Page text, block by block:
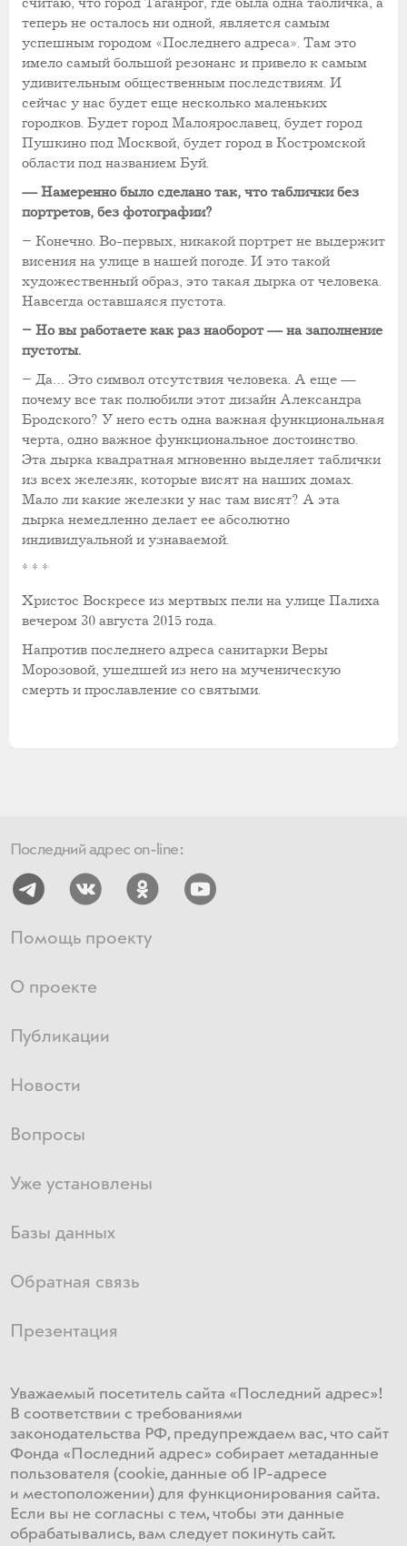
теперь не осталось ни одной, является самым
успешным городом «Последнего адреса». Там это
имело самый большой резонанс и привело к самым
удивительным общественным последствиям. И
сейчас у нас будет еще несколько маленьких
городков. Будет город Малоярославец, будет город
Пушкино под Москвой, будет город в Костромской
области под названием Буй.
— Намеренно было сделано так, что таблички без
портретов, без фотографии?
– Конечно. Во-первых, никакой портрет не выдержит
висения на улице в нашей погоде. И это такой
художественный образ, это такая дырка от человека.
Навсегда оставшаяся пустота.
– Но вы работаете как раз наоборот — на заполнение
пустоты.
– Да… Это символ отсутствия человека. А еще —
почему все так полюбили этот дизайн Александра
Бродского? У него есть одна важная функциональная
черта, одно важное функциональное достоинство.
Эта дырка квадратная мгновенно выделяет таблички
из всех железяк, которые висят на наших домах.
Мало ли какие железки у нас там висят? А эта
дырка немедленно делает ее абсолютно
индивидуальной и узнаваемой.
* * *
Христос Воскресе из мертвых пели на улице Палиха
вечером 30 августа 2015 года.
Напротив последнего адреса санитарки Веры
Морозовой, ушедшей из него на мученическую
смерть и прославление со святыми.
Последний адрес on-line:
Помощь проекту
О проекте
Публикации
Новости
Вопросы
Уже установлены
Базы данных
Обратная связь
Презентация
Уважаемый посетитель сайта «Последний адрес»!
В соответствии с требованиями
законодательства РФ, предупреждаем вас, что сайт
Фонда «Последний адрес» собирает метаданные
пользователя (cookie, данные об IP-адресе
и местоположении) для функционирования сайта​.
Если ​вы не согласны с тем, чтобы эти данные
обрабатывались, ​вам ​следует покинуть сайт.